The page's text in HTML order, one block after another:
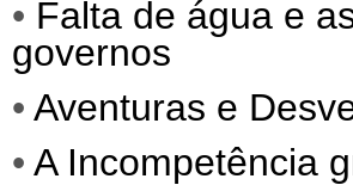
• Falta de água e
governos
• Aventuras e
• A Incompetência